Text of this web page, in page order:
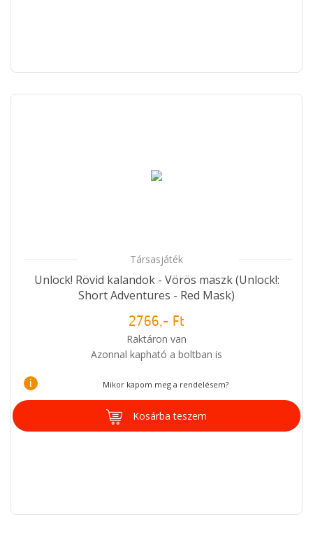
Társasjáték
Unlock! Rövid kalandok - Vörös maszk (Unlock!:
Short Adventures - Red Mask)
2766,- Ft
Raktáron van
Azonnal kapható a boltban is
i Mikor kapom meg a rendelésem?
Kosárba teszem